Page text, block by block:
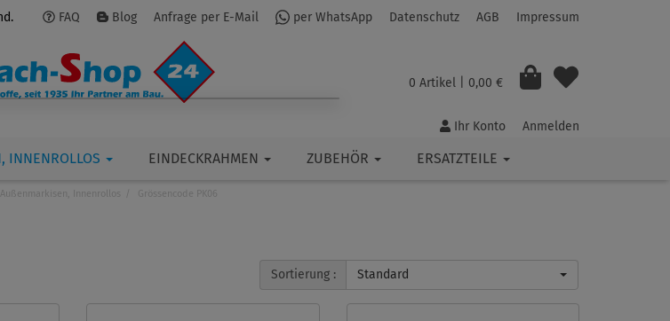
FAQ Blog Anfrage per E-Mail per WhatsApp Datenschutz AGB Impressum
0 Artikel | 0,00 €
Ihr Konto Anmelden
INNENROLLOS EINDECKRAHMEN ZUBEHÖR ERSATZTEILE
Außenmarkisen, Innenrollos Grössencode PK06
Sortierung : Standard